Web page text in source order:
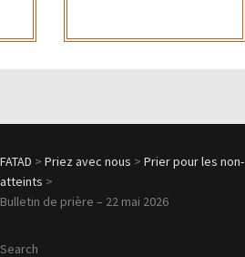
FATAD >Priez avec nous >Prier pour les non-
atteints >
Bulletin de prière – 22 mai 2026
Search